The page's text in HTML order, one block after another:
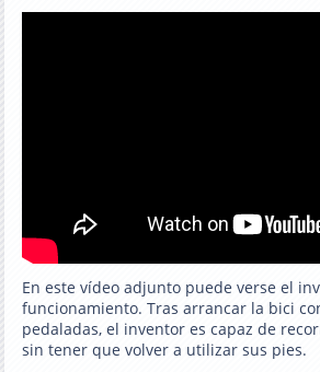
En este vídeo adjunto puede verse el
funcionamiento. Tras arrancar la bici
pedaladas, el inventor es capaz de
sin tener que volver a utilizar sus pies.